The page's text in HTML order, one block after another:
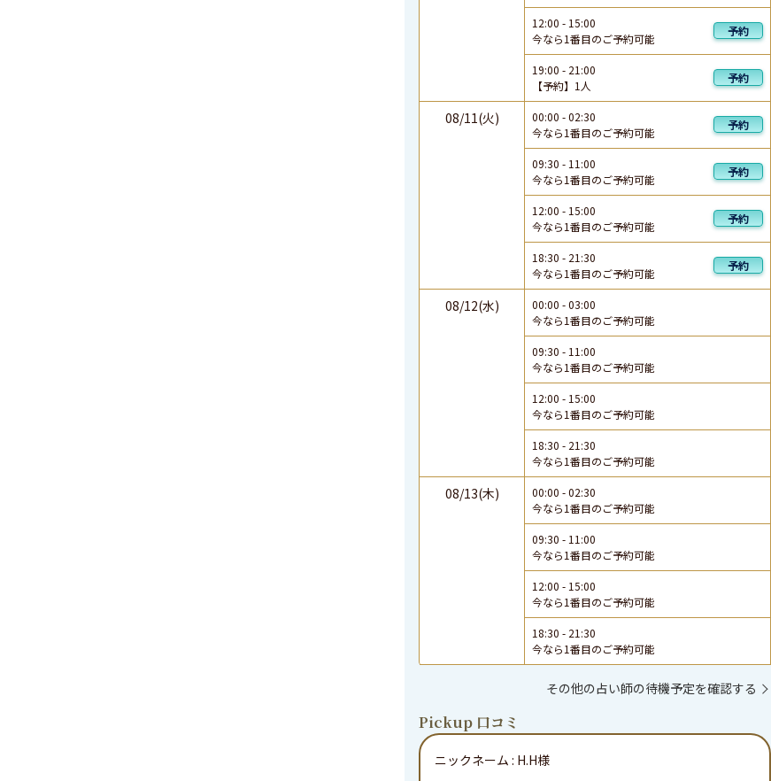
12:00 - 15:00
今なら1番目のご予約可能
予約
19:00 - 21:00
【予約】 1 人
予約
08/11(火) 00:00 -02:30
今なら1番目のご予約可能
予約
09:30 - 11:00
今なら1番目のご予約可能
予約
12:00 - 15:00
今なら1番目のご予約可能
予約
18:30 - 21:30
今なら1番目のご予約可能
予約
08/12(水) 00:00 -03:00
今なら1番目のご予約可能
09:30 - 11:00
今なら1番目のご予約可能
12:00 - 15:00
今なら1番目のご予約可能
18:30 - 21:30
今なら1番目のご予約可能
08/13(木) 00:00 -02:30
今なら1番目のご予約可能
09:30 - 11:00
今なら1番目のご予約可能
12:00 - 15:00
今なら1番目のご予約可能
18:30 - 21:30
今なら1番目のご予約可能
その他の占い師の待機予定を確認する
Pickup 口コミ
ニックネーム : H.H様